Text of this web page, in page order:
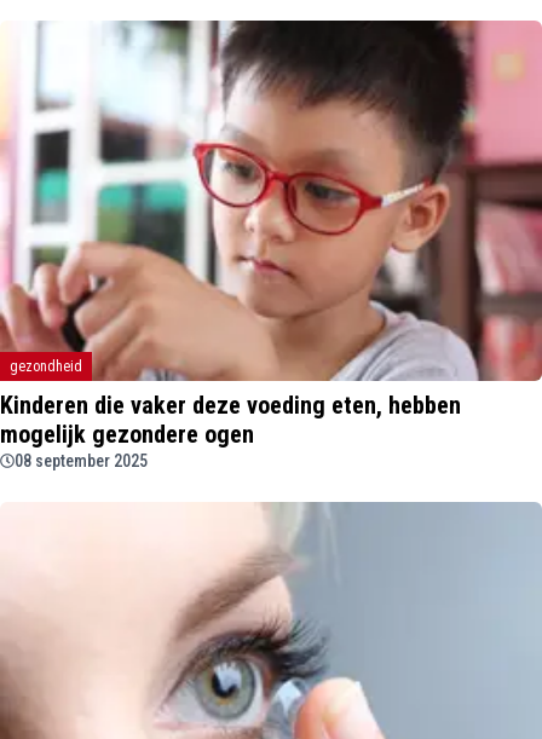
gezondheid
Kinderen die vaker deze voeding eten, hebben
mogelijk gezondere ogen
08 september 2025